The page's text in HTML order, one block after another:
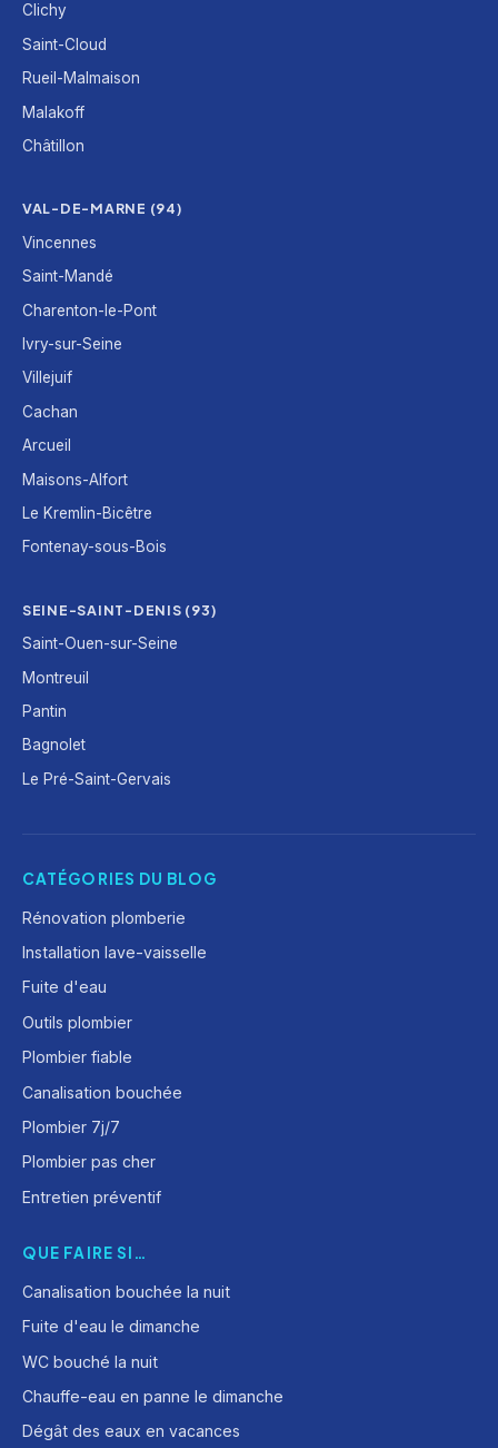
Clichy
Saint-Cloud
Rueil-Malmaison
Malakoff
Châtillon
VAL-DE-MARNE (94)
Vincennes
Saint-Mandé
Charenton-le-Pont
Ivry-sur-Seine
Villejuif
Cachan
Arcueil
Maisons-Alfort
Le Kremlin-Bicêtre
Fontenay-sous-Bois
SEINE-SAINT-DENIS (93)
Saint-Ouen-sur-Seine
Montreuil
Pantin
Bagnolet
Le Pré-Saint-Gervais
CATÉGORIES DU BLOG
Rénovation plomberie
Installation lave-vaisselle
Fuite d'eau
Outils plombier
Plombier fiable
Canalisation bouchée
Plombier 7j/7
Plombier pas cher
Entretien préventif
QUE FAIRE SI…
Canalisation bouchée la nuit
Fuite d'eau le dimanche
WC bouché la nuit
Chauffe-eau en panne le dimanche
Dégât des eaux en vacances